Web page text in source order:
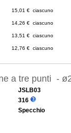
15,01 € ciascuno
14,26 € ciascuno
13,51 € ciascuno
12,76 € ciascuno
a tre punti -
JSLB03
316
Specchio